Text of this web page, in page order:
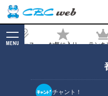
ニュース お気に入り ランキ
MENU
チャント！
い食べ放題”！コロ